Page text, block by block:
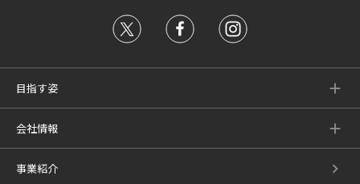
目指す姿
会社情報
事業紹介